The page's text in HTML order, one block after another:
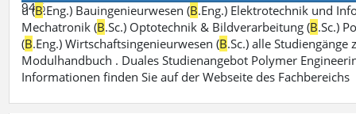
94%
u (B.Eng.) Bauingenieurwesen (B.Eng.) Elektrotechnik und
Mechatronik (B.Sc.) Optotechnik & Bildverarbeitung (B.Sc.)
(B.Eng.) Wirtschaftsingenieurwesen (B.Sc.) alle
Modulhandbuch . Duales Studienangebot Polymer
Informationen finden Sie auf der Webseite des Fachbereichs